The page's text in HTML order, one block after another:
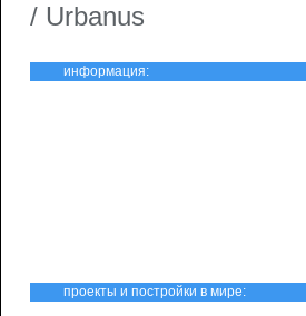
/ Urbanus
информация:
проекты и постройки в мире: